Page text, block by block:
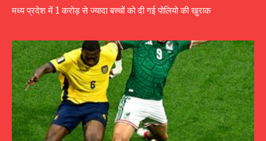
मध्य प्रदेश में 1 करोड़ से ज्यादा बच्चों को दी गई पोलियो की खुराक